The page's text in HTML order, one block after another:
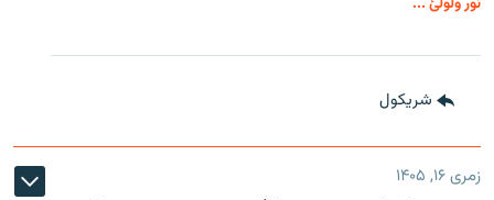
شريکول
زمری ۱۶, ۱۴۰۵